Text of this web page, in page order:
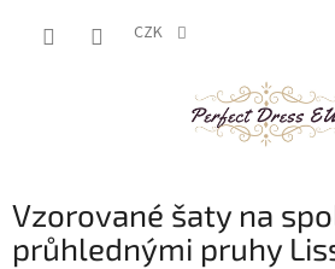
CZK
Vzorované šaty na
průhlednými pruhy